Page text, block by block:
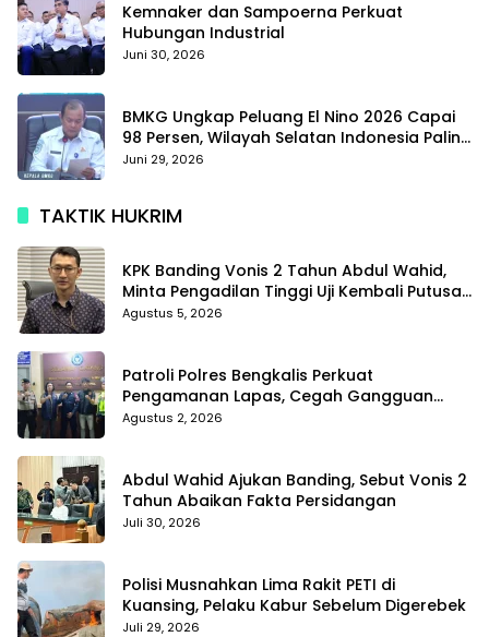
Kemnaker dan Sampoerna Perkuat
Hubungan Industrial
Juni 30, 2026
BMKG Ungkap Peluang El Nino 2026 Capai
98 Persen, Wilayah Selatan Indonesia Paling
Terdampak
Juni 29, 2026
TAKTIK HUKRIM
KPK Banding Vonis 2 Tahun Abdul Wahid,
Minta Pengadilan Tinggi Uji Kembali Putusan
Tipikor
Agustus 5, 2026
Patroli Polres Bengkalis Perkuat
Pengamanan Lapas, Cegah Gangguan
Kamtib Sejak Dini
Agustus 2, 2026
Abdul Wahid Ajukan Banding, Sebut Vonis 2
Tahun Abaikan Fakta Persidangan
Juli 30, 2026
Polisi Musnahkan Lima Rakit PETI di
Kuansing, Pelaku Kabur Sebelum Digerebek
Juli 29, 2026